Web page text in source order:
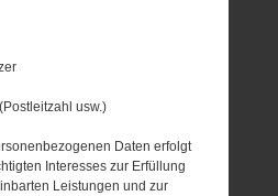
usw.)
Daten erfolgt
Interesses zur Erfüllung
Leistungen und zur